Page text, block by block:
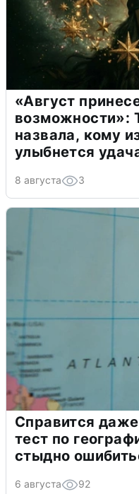
«Август
возможности»:
назвала, кому
улыбнется
8 августа 3
Справится
тест по
стыдно
6 августа 92